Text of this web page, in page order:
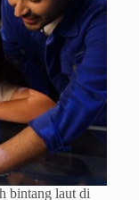
bintang laut di